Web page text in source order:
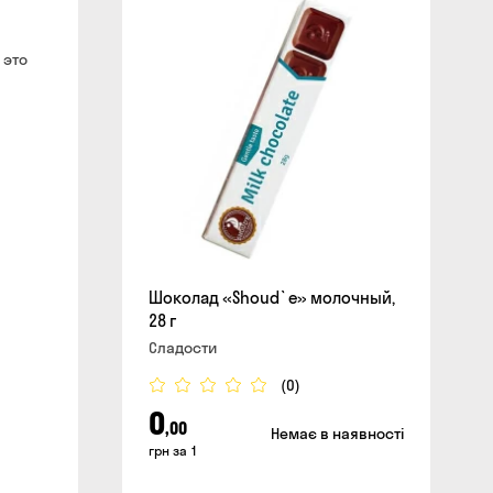
Шоколад «Shoud`e» молочный,
28 г
Сладости
(0)
0,00
грн за 1
Немає в наявності